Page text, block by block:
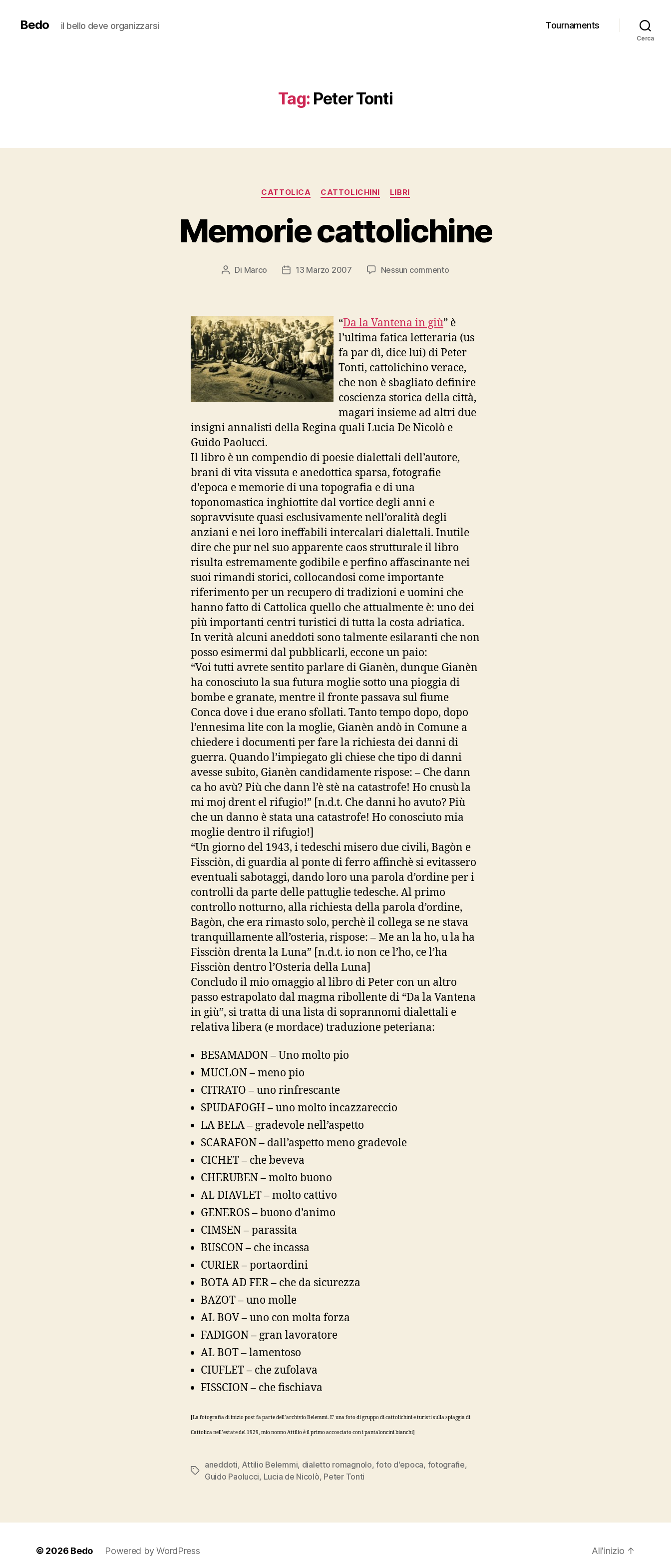
Bedo il bello deve organizzarsi Tournaments
Cerca
Tag: Peter Tonti
Categorie
CATTOLICA CATTOLICHINI LIBRI
Memorie cattolichine
Autore
Di Marco
Data13 Marzo 2007 Nessun commentosu
“Da la Vantena in giù” è
l’ultima fatica letteraria (us
fa par dì, dice lui) di Peter
Tonti, cattolichino verace,
che non è sbagliato definire
coscienza storica della città,
magari insieme ad altri due
insigni annalisti della Regina quali Lucia De Nicolò e
Guido Paolucci.
Il libro è un compendio di poesie dialettali dell’autore,
brani di vita vissuta e anedottica sparsa, fotografie
d’epoca e memorie di una topografia e di una
toponomastica inghiottite dal vortice degli anni e
sopravvisute quasi esclusivamente nell’oralità degli
anziani e nei loro ineffabili intercalari dialettali. Inutile
dire che pur nel suo apparente caos strutturale il libro
risulta estremamente godibile e perfino affascinante nei
suoi rimandi storici, collocandosi come importante
riferimento per un recupero di tradizioni e uomini che
hanno fatto di Cattolica quello che attualmente è: uno dei
più importanti centri turistici di tutta la costa adriatica.
In verità alcuni aneddoti sono talmente esilaranti che non
posso esimermi dal pubblicarli, eccone un paio:
“Voi tutti avrete sentito parlare di Gianèn, dunque Gianèn
ha conosciuto la sua futura moglie sotto una pioggia di
bombe e granate, mentre il fronte passava sul fiume
Conca dove i due erano sfollati. Tanto tempo dopo, dopo
l’ennesima lite con la moglie, Gianèn andò in Comune a
chiedere i documenti per fare la richiesta dei danni di
guerra. Quando l’impiegato gli chiese che tipo di danni
avesse subito, Gianèn candidamente rispose: – Che dann
ca ho avù? Più che dann l’è stè na catastrofe! Ho cnusù la
mi moj drent el rifugio!” [n.d.t. Che danni ho avuto? Più
che un danno è stata una catastrofe! Ho conosciuto mia
moglie dentro il rifugio!]
“Un giorno del 1943, i tedeschi misero due civili, Bagòn e
Fissciòn, di guardia al ponte di ferro affinchè si evitassero
eventuali sabotaggi, dando loro una parola d’ordine per i
controlli da parte delle pattuglie tedesche. Al primo
controllo notturno, alla richiesta della parola d’ordine,
Bagòn, che era rimasto solo, perchè il collega se ne stava
tranquillamente all’osteria, rispose: – Me an la ho, u la ha
Fissciòn drenta la Luna” [n.d.t. io non ce l’ho, ce l’ha
Fissciòn dentro l’Osteria della Luna]
Concludo il mio omaggio al libro di Peter con un altro
passo estrapolato dal magma ribollente di “Da la Vantena
in giù”, si tratta di una lista di soprannomi dialettali e
relativa libera (e mordace) traduzione peteriana:
BESAMADON – Uno molto pio
MUCLON – meno pio
CITRATO – uno rinfrescante
SPUDAFOGH – uno molto incazzareccio
LA BELA – gradevole nell’aspetto
SCARAFON – dall’aspetto meno gradevole
CICHET – che beveva
CHERUBEN – molto buono
AL DIAVLET – molto cattivo
GENEROS – buono d’animo
CIMSEN – parassita
BUSCON – che incassa
CURIER – portaordini
BOTA AD FER – che da sicurezza
BAZOT – uno molle
AL BOV – uno con molta forza
FADIGON – gran lavoratore
AL BOT – lamentoso
CIUFLET – che zufolava
FISSCION – che fischiava
[La fotografia di inizio post fa parte dell’archivio Belemmi. E’ una foto di gruppo di cattolichini e turisti sulla spiaggia di
Cattolica nell’estate del 1929, mio nonno Attilio è il primo accosciato con i pantaloncini bianchi]
Tag
aneddoti, Attilio Belemmi, dialetto romagnolo,foto d'epoca, fotografie,
Guido Paolucci, Lucia de Nicolò, Peter Tonti
© 2026 Bedo Powered by WordPress All'inizio ↑